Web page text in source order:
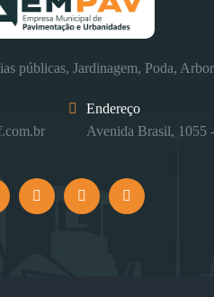
públicas, Jardinagem, Poda,
Endereço
Avenida Brasil, 1055